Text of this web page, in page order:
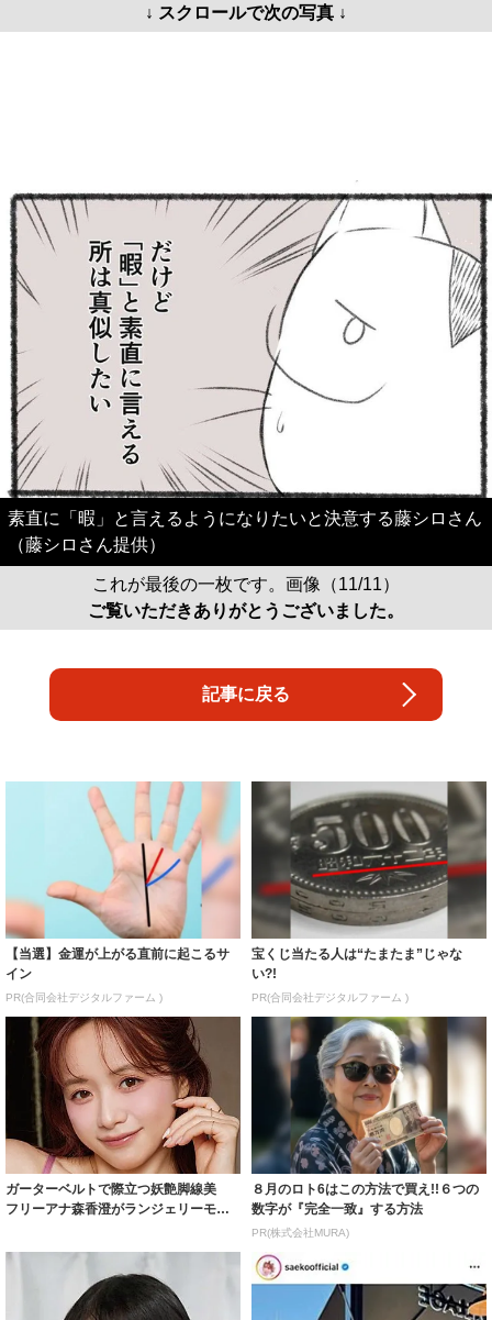
↓ スクロールで次の写真 ↓
素直に「暇」と言えるようになりたいと決意する藤シロさん
（藤シロさん提供）
これが最後の一枚です。画像（11/11）
ご覧いただきありがとうございました。
記事に戻る
【当選】金運が上がる直前に起こるサ
イン
PR(合同会社デジタルファーム )
宝くじ当たる人は“たまたま”じゃな
い?!
PR(合同会社デジタルファーム )
ガーターベルトで際立つ妖艶脚線美
フリーアナ森香澄がランジェリーモデ
８月のロト6はこの方法で買え!!６つの
数字が『完全一致』する方法
PR(株式会社MURA)